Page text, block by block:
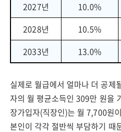
2027년
10.0%
2028년
10.5%
2033년
13.0%
실제로 월급에서 얼마나 더 공제
자의 월 평균소득인 309만 원을
장가입자(직장인)는 월 7,700원
본인이 각각 절반씩 부담하기 때